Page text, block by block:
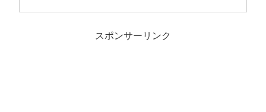
スポンサーリンク